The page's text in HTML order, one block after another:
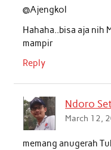
@Ajengkol
Hahaha..bisa aja nih
mampir
Reply
Ndoro
March 12,
memang anugerah